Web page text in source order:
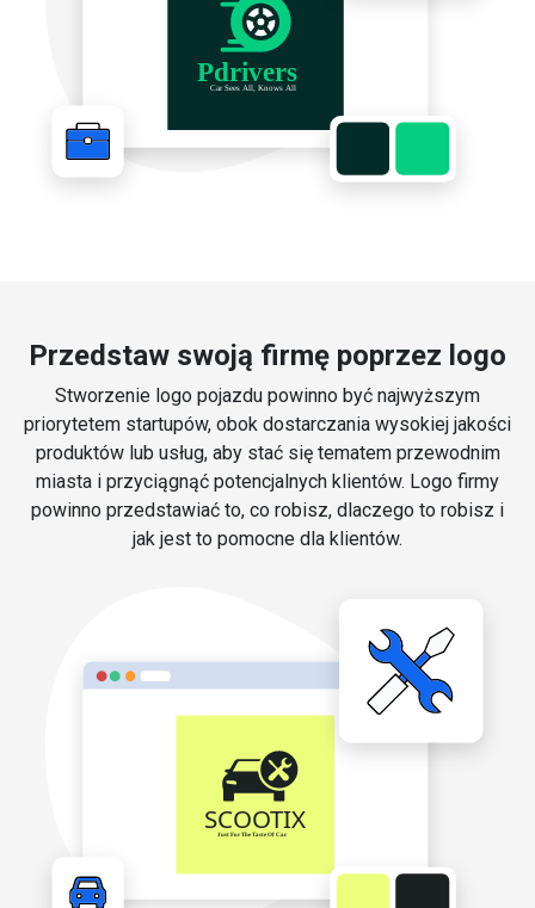
Przedstaw swoją firmę poprzez logo
Stworzenie logo pojazdu powinno być najwyższym
priorytetem startupów, obok dostarczania wysokiej jakości
produktów lub usług, aby stać się tematem przewodnim
miasta i przyciągnąć potencjalnych klientów. Logo firmy
powinno przedstawiać to, co robisz, dlaczego to robisz i
jak jest to pomocne dla klientów.